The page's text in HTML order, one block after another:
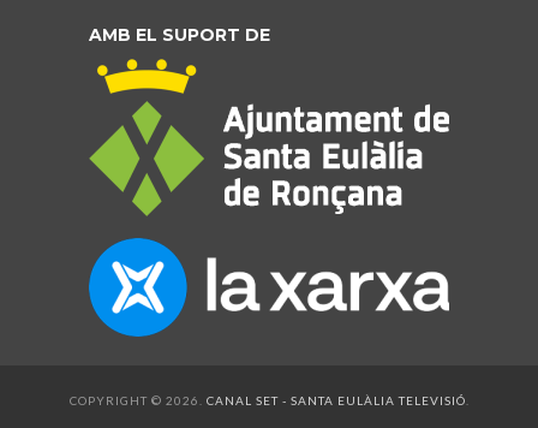
AMB EL SUPORT DE
COPYRIGHT © 2026. CANAL SET - SANTA EULÀLIA TELEVISIÓ